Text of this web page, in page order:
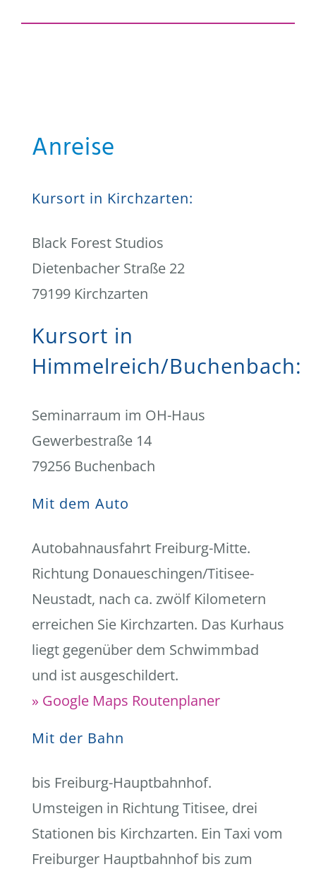
Anreise
Kursort in Kirchzarten:
Black Forest Studios
Dietenbacher Straße 22
79199 Kirchzarten
Kursort in
Himmelreich/Buchenbach:
Seminarraum im OH-Haus
Gewerbestraße 14
79256 Buchenbach
Mit dem Auto
Autobahnausfahrt Freiburg-Mitte.
Richtung Donaueschingen/Titisee-
Neustadt, nach ca. zwölf Kilometern
erreichen Sie Kirchzarten. Das Kurhaus
liegt gegenüber dem Schwimmbad
und ist ausgeschildert.
» Google Maps Routenplaner
Mit der Bahn
bis Freiburg-Hauptbahnhof.
Umsteigen in Richtung Titisee, drei
Stationen bis Kirchzarten. Ein Taxi vom
Freiburger Hauptbahnhof bis zum